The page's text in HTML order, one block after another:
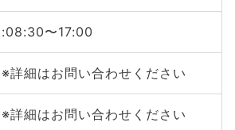
:08:30〜17:00
※詳細はお問い合わせください
※詳細はお問い合わせください